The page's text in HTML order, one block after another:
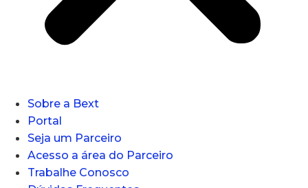
Sobre a Bext
Portal
Seja um Parceiro
Acesso a área do Parceiro
Trabalhe Conosco